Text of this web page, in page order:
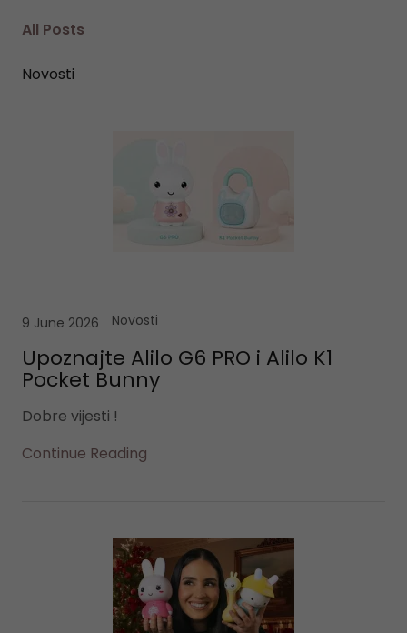
All Posts
Novosti
9 June 2026 Novosti
Upoznajte Alilo G6 PRO i Alilo K1
Pocket Bunny
Dobre vijesti !
Continue Reading